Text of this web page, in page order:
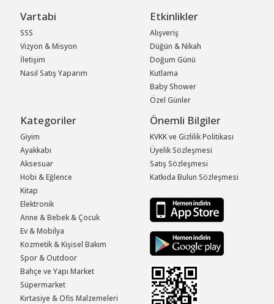
Vartabi
SSS
Vizyon & Misyon
İletişim
Nasıl Satış Yaparım
Etkinlikler
Alışveriş
Düğün & Nikah
Doğum Günü
Kutlama
Baby Shower
Özel Günler
Kategoriler
Giyim
Ayakkabı
Aksesuar
Hobi & Eğlence
Kitap
Elektronik
Anne & Bebek & Çocuk
Ev & Mobilya
Kozmetik & Kişisel Bakım
Spor & Outdoor
Bahçe ve Yapı Market
Süpermarket
Kırtasiye & Ofis Malzemeleri
Önemli Bilgiler
KVKK ve Gizlilik Politikası
Üyelik Sözleşmesi
Satış Sözleşmesi
Katkıda Bulun Sözleşmesi